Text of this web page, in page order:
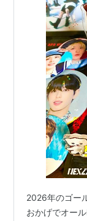
2026年のゴー
おかげでオー